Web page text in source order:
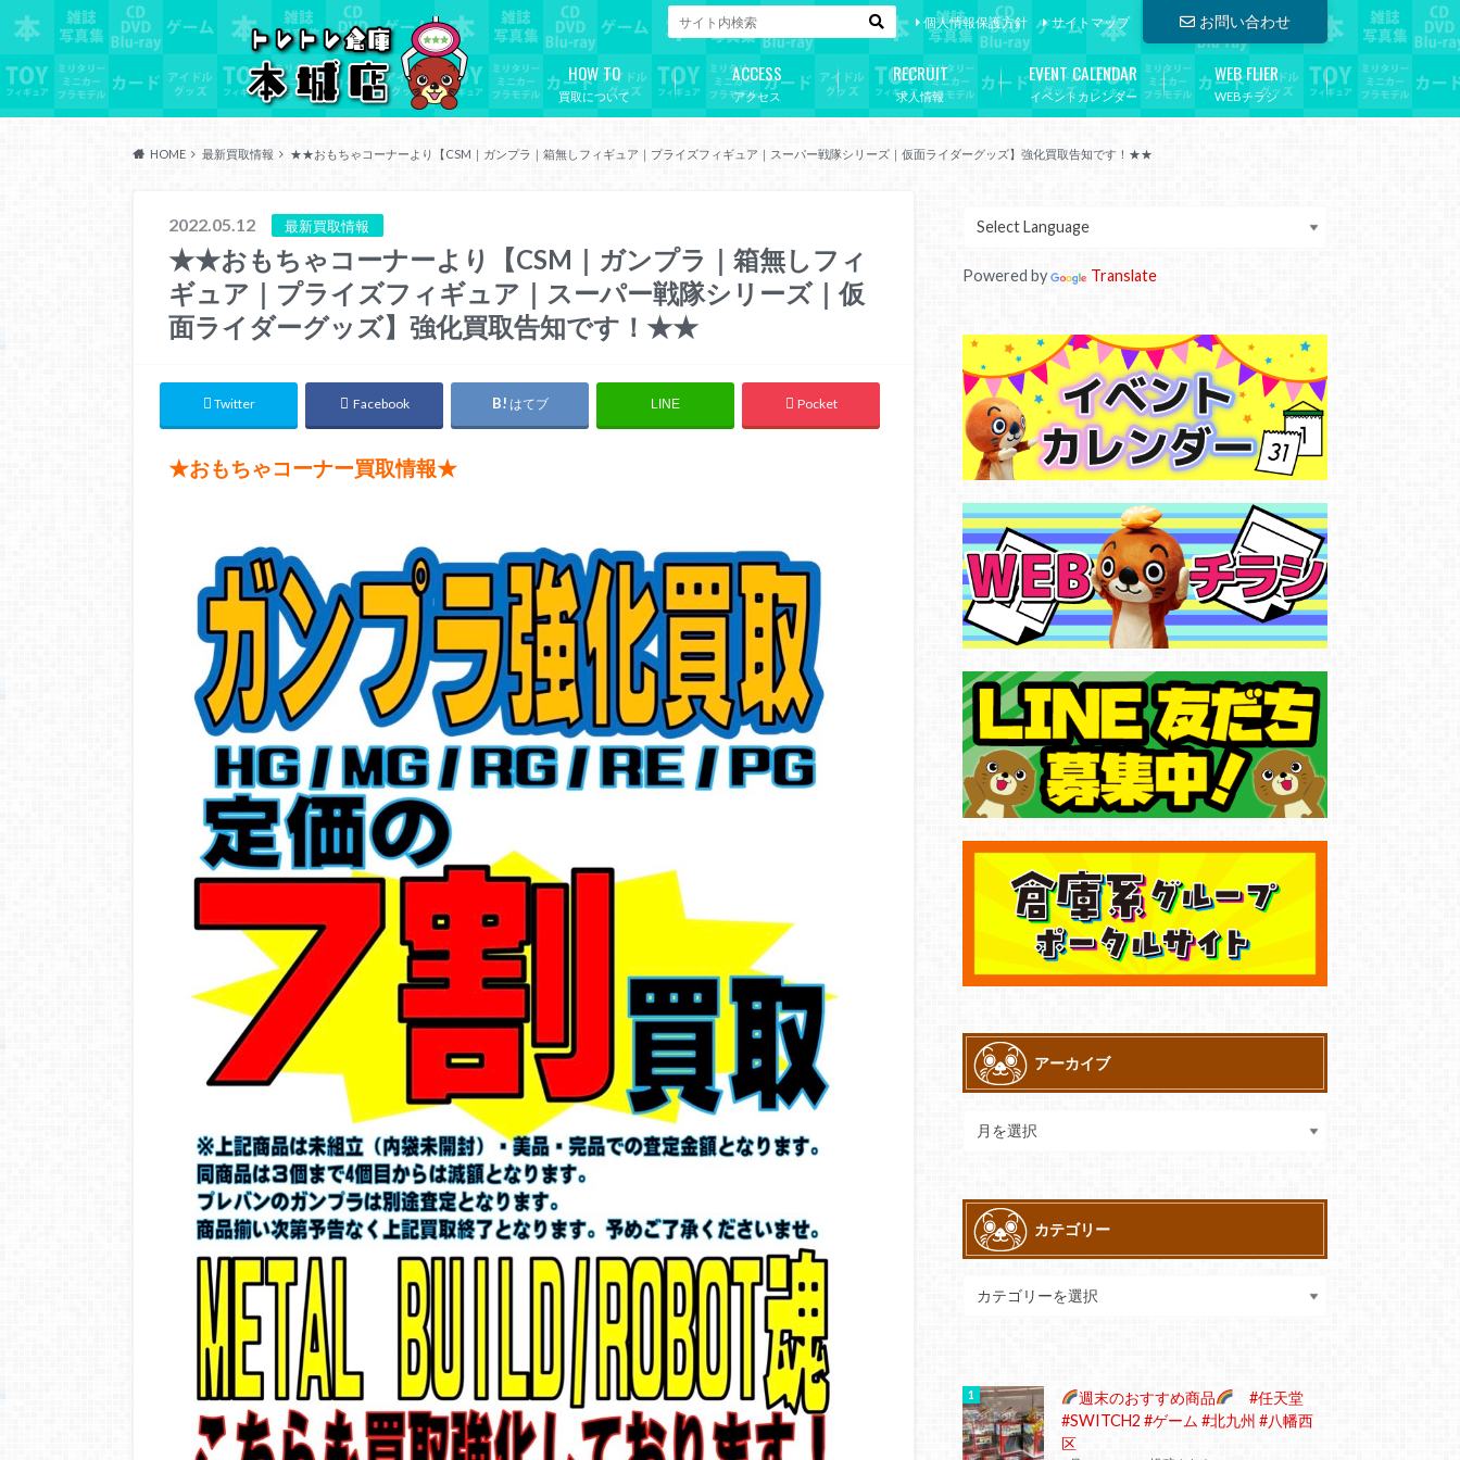
お問い合わせ
個人情報保護方針 サイトマップ
買取について
HOW TO
アクセス
ACCESS
求人情報
RECRUIT
イベントカレンダー
EVENT CALENDAR
WEBチラシ
WEB FLIER
HOME 最新買取情報 ★★おもちゃコーナーより【CSM｜ガンプラ｜箱無しフィギュア｜プライズフィギュア｜スーパー戦隊シリーズ｜仮面ライダーグッズ】強化買取告知です！★★
2022.05.12 最新買取情報
★★おもちゃコーナーより【CSM｜ガンプラ｜箱無しフィ
ギュア｜プライズフィギュア｜スーパー戦隊シリーズ｜仮
面ライダーグッズ】強化買取告知です！★★
Twitter Facebook はてブ LINE Pocket
★おもちゃコーナー買取情報★
Powered by Translate
アーカイブ
カテゴリー
週末のおすすめ商品
#任天堂
#SWITCH2 #ゲーム #北九州 #八幡西
区